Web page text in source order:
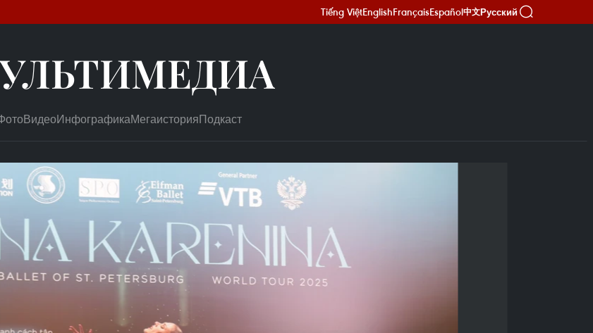
Tiếng ViệtEnglishFrançaisEspañol中文Русский
ВидеоИнфографикаМегаисторияПодкаст